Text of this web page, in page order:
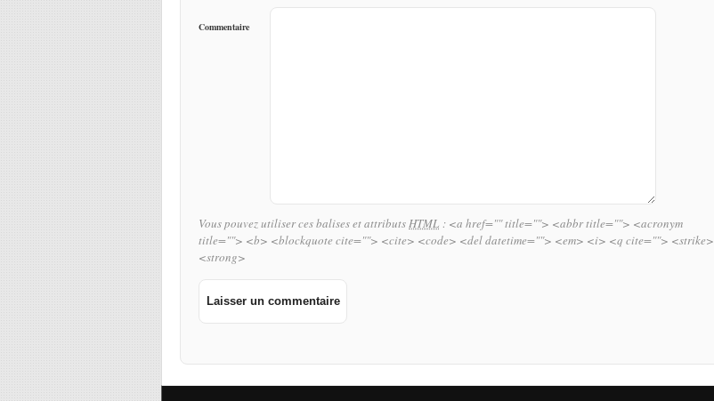
Commentaire
Vous pouvez utiliser ces balises et attributsHTML : <a href="" title=""> <abbr title=""> <acronym
title=""> <b> <blockquote cite=""> <cite> <code> <del datetime=""> <em> <i> <q cite=""> <strike>
<strong>